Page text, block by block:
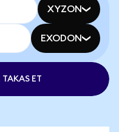
XYZON
EXODON
ET